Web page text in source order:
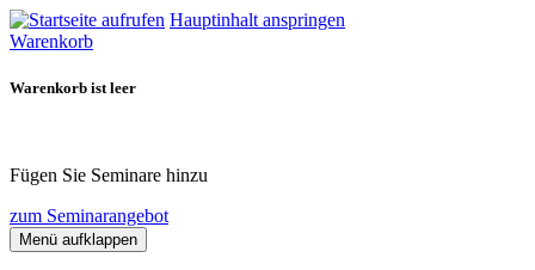
Hauptinhalt anspringen
Warenkorb
Warenkorb ist leer
Fügen Sie Seminare hinzu
zum Seminarangebot
Menü aufklappen